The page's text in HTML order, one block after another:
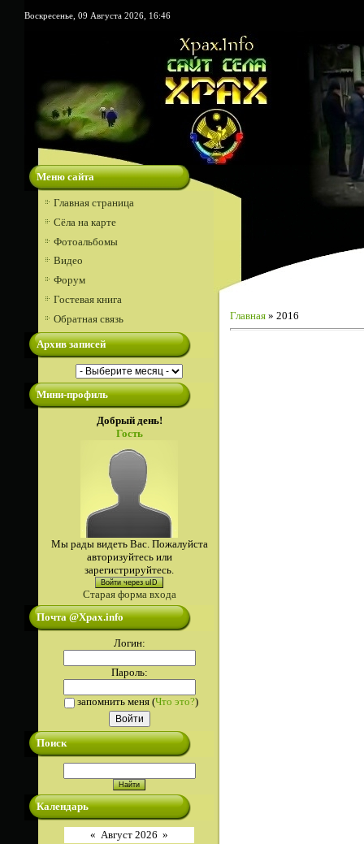
Воскресенье, 09 Августа 2026, 16:46
Меню сайта
Главная страница
Сёла на карте
Фотоальбомы
Видео
Форум
Гостевая книга
Обратная связь
Архив записей
Мини-профиль
Добрый день!
Гость
Мы рады видеть Вас. Пожалуйста
авторизуйтесь или
зарегистрируйтесь.
Войти через uID
Старая форма входа
Почта @Xpax.info
Логин:
Пароль:
запомнить меня(Что это?)
Поиск
Календарь
« Август 2026 »
Главная » 2016